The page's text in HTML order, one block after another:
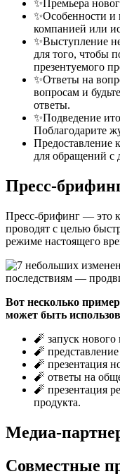
✨Премьера
✨Особенности и
компанией или
✨Выступление
для того, чтобы
презентуемого
✨Ответы на
вопросам и
ответы.
✨Подведение
Поблагодарите
Предоставление
для обращений с
Пресс-
Пресс-брифинг — это
проводят с целью
режиме настоящего
Вот несколько
может быть
🧨 запуск нового
🧨
🧨 презентация
🧨 ответы на
🧨 презентация
продукта.
Медиа-
Совместные